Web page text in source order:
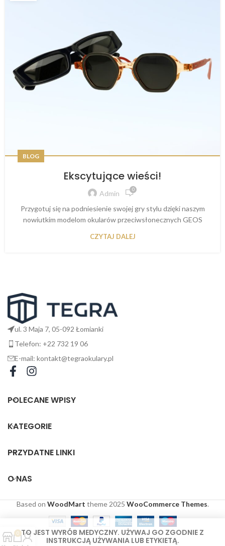
BLOG
Ekscytujące wieści!
Admin 0
Przygotuj się na podniesienie swojej gry stylu dzięki naszym
nowiutkim modelom okularów przeciwsłonecznych GEOS
CZYTAJ DALEJ
ul. 3 Maja 7, 05-092 Łomianki
Telefon: +22 732 19 06
E-mail: kontakt@tegraokulary.pl
POLECANE WPISY
KATEGORIE
PRZYDATNE LINKI
O NAS
Based on WoodMart theme2025 WooCommerce Themes.
0 TO JEST WYRÓB MEDYCZNY. UŻYWAJ GO ZGODNIE Z
INSTRUKCJĄ UŻYWANIA LUB ETYKIETĄ.